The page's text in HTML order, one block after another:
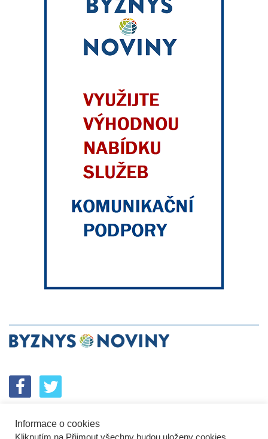
SPOLUPRÁCE PODPORA
Informace o cookies